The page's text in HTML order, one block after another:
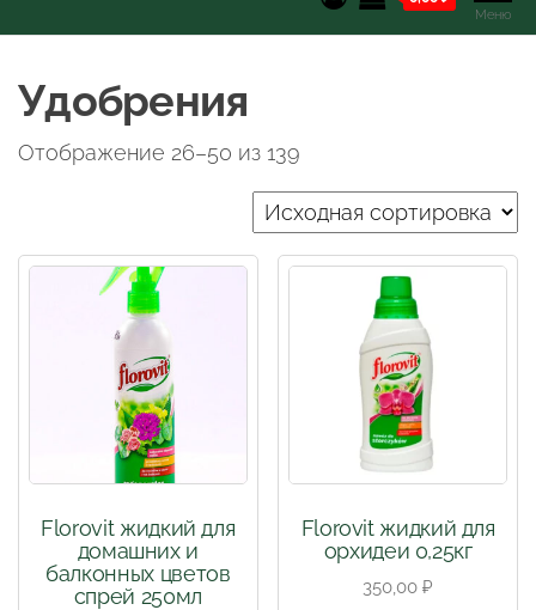
Меню
Удобрения
Отображение 26–50 из 139
Florovit жидкий для
домашних и
балконных цветов
спрей 250мл
Florovit жидкий для
орхидеи 0,25кг
350,00₽